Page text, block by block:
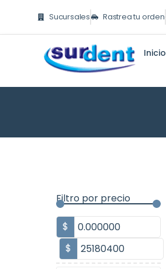
contenido
Sucursales Rastrea tu orden
Inicio
Filtro por precio
$
$